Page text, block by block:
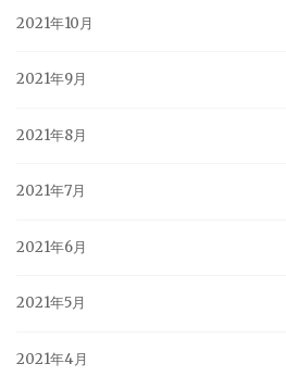
2021年10月
2021年9月
2021年8月
2021年7月
2021年6月
2021年5月
2021年4月